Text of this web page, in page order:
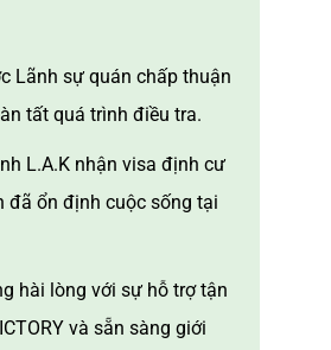
Lãnh sự quán chấp thuận
tất quá trình điều tra.
L.A.K nhận visa định cư
đã ổn định cuộc sống tại
hài lòng với sự hỗ trợ tận
và sẵn sàng giới